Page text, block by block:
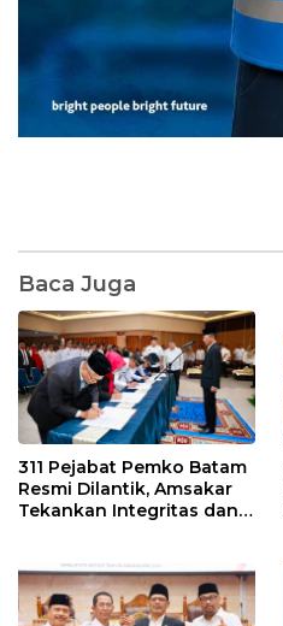
Baca Juga
311 Pejabat Pemko Batam
Resmi Dilantik, Amsakar
Tekankan Integritas dan